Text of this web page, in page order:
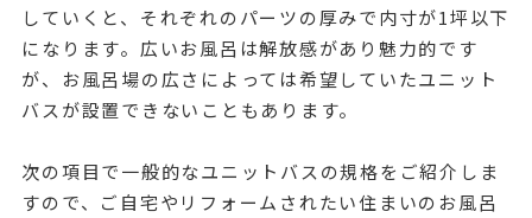
していくと、それぞれのパーツの厚みで内寸が1坪以下
になります。広いお風呂は解放感があり魅力的です
が、お風呂場の広さによっては希望していたユニット
バスが設置できないこともあります。
次の項目で一般的なユニットバスの規格をご紹介しま
すので、ご自宅やリフォームされたい住まいのお風呂